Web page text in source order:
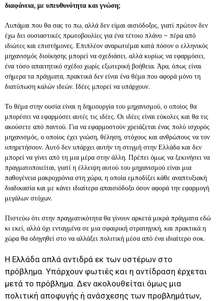
διαφάνεια, με υπευθυνότητα και γνώση;
Λυπάμαι που θα σας το πω, αλλά δεν είμαι αισιόδοξος, γιατί πρώτον δεν
έχω δει ουσιαστικές πρωτοβουλίες για ένα τέτοιο πλάνο – πέρα από
ιδιώτες και επιστήμονες. Επιπλέον αναρωτιέμαι κατά πόσον ο ελληνικός
μηχανισμός διοίκησης μπορεί να σχεδιάσει, αλλά κυρίως να εφαρμόσει,
ένα τόσο απαιτητικό σχέδιο χωρίς εξωτερική βοήθεια. Άρα, όπως είναι
σήμερα τα πράγματα, πρακτικά δεν είναι ένα θέμα που αφορά μόνο τη
διατύπωση καλών ιδεών. Ιδέες μπορεί να υπάρχουν.
Το θέμα στην ουσία είναι η δημιουργία του μηχανισμού, ο οποίος θα
μπορέσει να εφαρμόσει αυτές τις ιδέες. Οι ιδέες είναι εύκολες και θα τις
ακούσετε από παντού. Για να εφαρμοστούν χρειάζεται ένας πολύ ισχυρός
μηχανισμός, ο οποίος έχει γνώση, θέληση, στόχους και ανθρώπους να τον
υπηρετήσουν. Αυτό δεν υπάρχει αυτήν τη στιγμή στην Ελλάδα και δεν
μπορεί να γίνει από τη μια μέρα στην άλλη. Πρέπει όμως να ξεκινήσει να
πραγματοποιείται, γιατί η έλλειψη αυτού του μηχανισμού είναι μια
παθογένεια μακροχρόνια στη χώρα, η οποία εμποδίζει κάθε αναπτυξιακή
διαδικασία και με κάνει ιδιαίτερα απαισιόδοξο όσον αφορά την εφαρμογή
μεγάλων στόχων.
Πιστεύω ότι στην πραγματικότητα θα γίνουν αρκετά μικρά πράγματα εδώ
κι εκεί, αλλά όχι ενταγμένα σε μια σφαιρική στρατηγική, και πρακτικά η
χώρα θα οδηγηθεί στο να αλλάξει πολιτική μέσα από ένα ιδιαίτερο σοκ.
Η Ελλάδα απλά αντιδρά εκ των υστέρων στο
πρόβλημα. Υπάρχουν φωτιές και η αντίδραση έρχεται
μετά το πρόβλημα. Δεν ακολουθείται όμως μια
πολιτική αποφυγής ή ανάσχεσης των προβλημάτων,